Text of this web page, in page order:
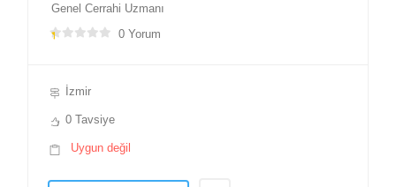
Genel Cerrahi Uzmanı
0 Yorum
İzmir
0 Tavsiye
Uygun değil